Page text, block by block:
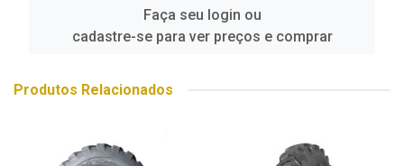
Faça seu login ou
cadastre-se para ver preços e comprar
Produtos Relacionados